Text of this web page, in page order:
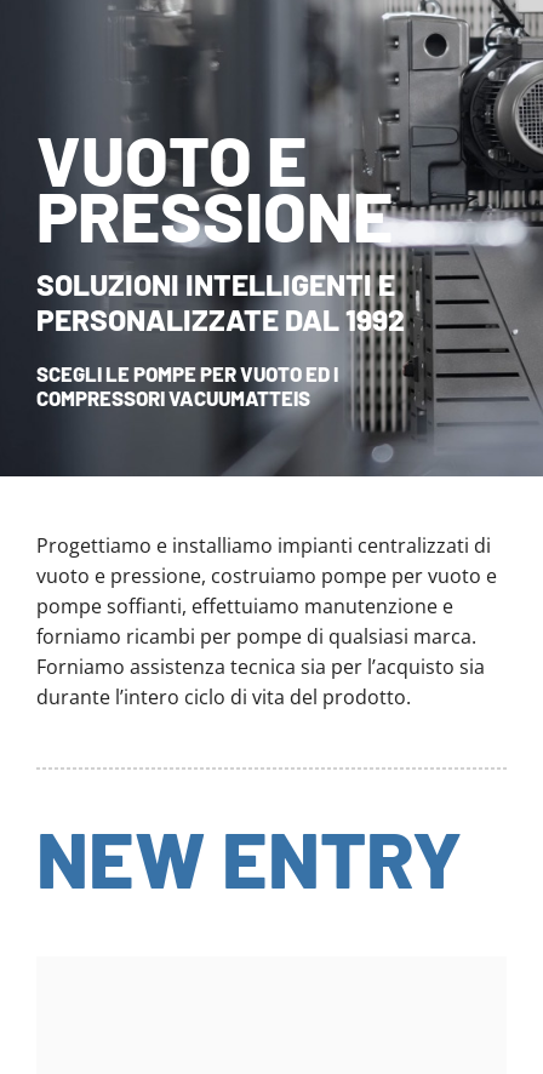
HOME
VUOTO E
PRESSIONE
SOLUZIONI INTELLIGENTI E
PERSONALIZZATE DAL 1992
SCEGLI LE POMPE PER VUOTO ED I
COMPRESSORI VACUUMATTEIS
Progettiamo e installiamo impianti centralizzati di
vuoto e pressione, costruiamo pompe per vuoto e
pompe soffianti, effettuiamo manutenzione e
forniamo ricambi per pompe di qualsiasi marca.
Forniamo assistenza tecnica sia per l’acquisto sia
durante l’intero ciclo di vita del prodotto.
NEW ENTRY